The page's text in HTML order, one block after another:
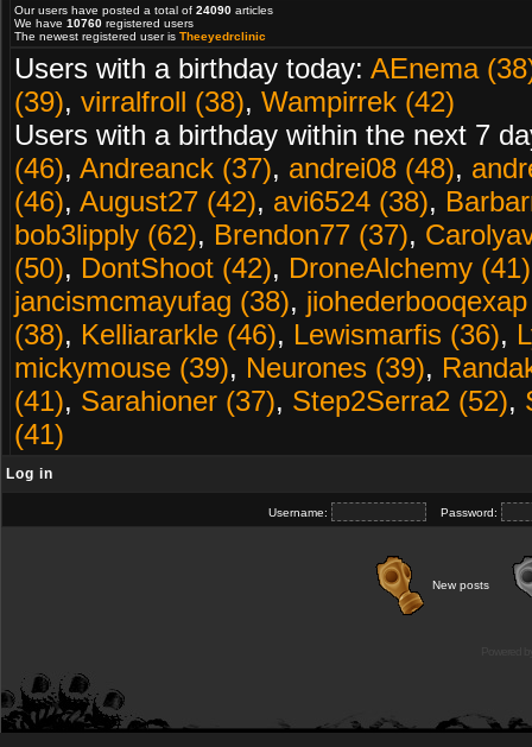
Our users have posted a total of 24090 articles
We have 10760 registered users
The newest registered user is Theeyedrclinic
Users with a birthday today: AEnema
(39), virralfroll (38), Wampirrek (42)
Users with a birthday within the next 7
(46), Andreanck (37), andrei08 (48),
(46), August27 (42), avi6524 (38),
bob3lipply (62), Brendon77 (37),
(50), DontShoot (42), DroneAlchemy (41)
jancismcmayufag (38),
(38), Kelliararkle (46), Lewismarfis (36),
mickymouse (39), Neurones (39),
(41), Sarahioner (37), Step2Serra2 (52),
(41)
Log in
Username: Password:
New posts